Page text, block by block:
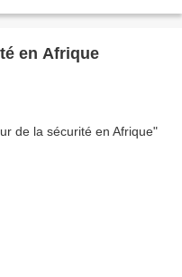
en Afrique